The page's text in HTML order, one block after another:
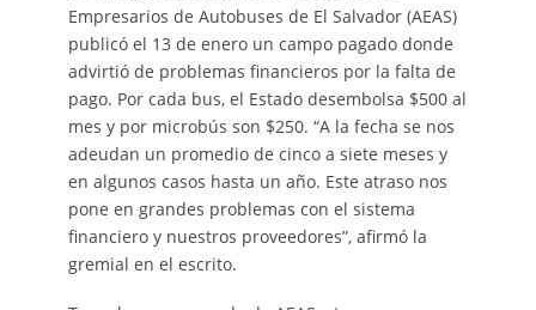
Empresarios de Autobuses de El Salvador (AEAS)
publicó el 13 de enero un campo pagado donde
advirtió de problemas financieros por la falta de
pago. Por cada bus, el Estado desembolsa $500 al
mes y por microbús son $250. “A la fecha se nos
adeudan un promedio de cinco a siete meses y
en algunos casos hasta un año. Este atraso nos
pone en grandes problemas con el sistema
financiero y nuestros proveedores”, afirmó la
gremial en el escrito.